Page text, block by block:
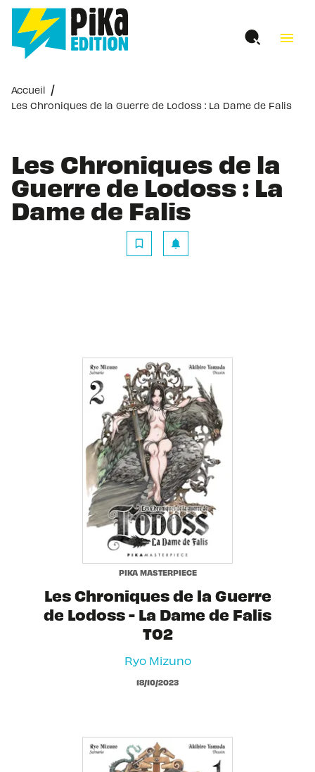
MENU RECHERCHE
PIED DE PAGE
menu
Accueil /
Les Chroniques de la Guerre de Lodoss : La Dame de Falis
Les Chroniques de la
Guerre de Lodoss : La
Dame de Falis
bookmark_border notifications
PIKA MASTERPIECE
Les Chroniques de la Guerre
de Lodoss - La Dame de Falis
T02
Ryo Mizuno
18/10/2023